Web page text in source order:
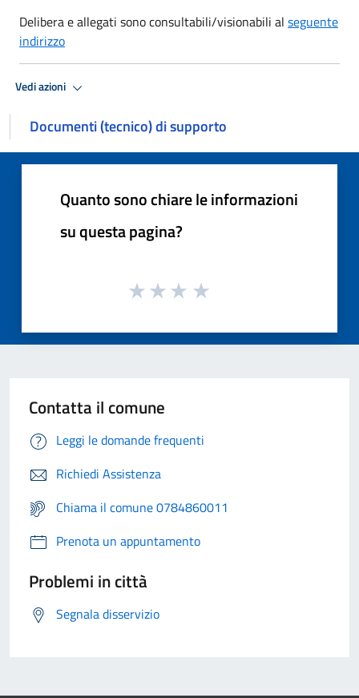
Delibera e allegati sono consultabili/visionabili al seguente
indirizzo
Vedi azioni
Documenti (tecnico) di supporto
Quanto sono chiare le informazioni
su questa pagina?
Contatta il comune
Leggi le domande frequenti
Richiedi Assistenza
Chiama il comune 0784860011
Prenota un appuntamento
Problemi in città
Segnala disservizio